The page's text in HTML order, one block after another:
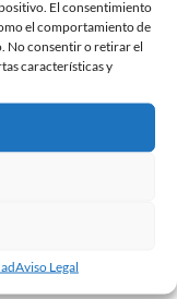
El consentimiento
el comportamiento de
No consentir o retirar el
características y
Aviso Legal